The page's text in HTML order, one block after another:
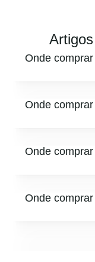
Onde
Onde
Onde
Onde